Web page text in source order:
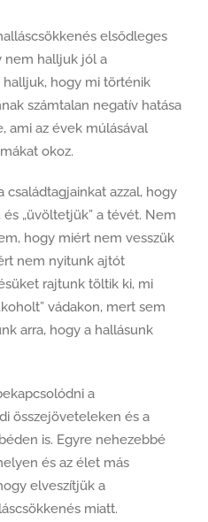
elsődleges
nem halljuk jól a
hogy mi történik
számtalan negatív hatása
ami az évek múlásával
okoz.
családtagjainkat azzal, hogy
„üvöltetjük” a tévét. Nem
hogy miért nem vesszük
nem nyitunk ajtót
rajtunk töltik ki, mi
vádakon, mert sem
arra, hogy a hallásunk
a
összejöveteleken és a
is. Egyre nehezebbé
és az élet más
elveszítjük a
miatt.